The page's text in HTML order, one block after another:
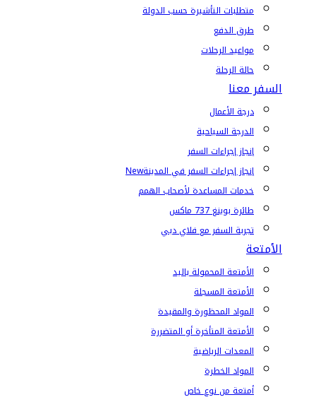
متطلبات التأشيرة حسب الدولة
طرق الدفع
مواعيد الرحلات
حالة الرحلة
السفر معنا
درجة الأعمال
الدرجة السياحية
إنجاز إجراءات السفر
إنجاز إجراءات السفر في المدينةNew
خدمات المساعدة لأصحاب الهمم
طائرة بوينغ 737 ماكس
تجربة السفر مع فلاي دبي
الأمتعة
الأمتعة المحمولة باليد
الأمتعة المسجلة
المواد المحظورة والمقيدة
الأمتعة المتأخرة أو المتضررة
المعدات الرياضية
المواد الخطرة
أمتعة من نوع خاص